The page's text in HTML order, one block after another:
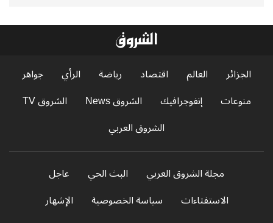
الجزائر العالم اقتصاد رياضة الرأي
جواهر
منوعات
إنفوجرافيك الشروق News
الشروق TV
الشروق العربي
مجلة الشروق العربي البث الحي
عاجل
الاستفتاءات
سياسة الخصوصية الإشهار